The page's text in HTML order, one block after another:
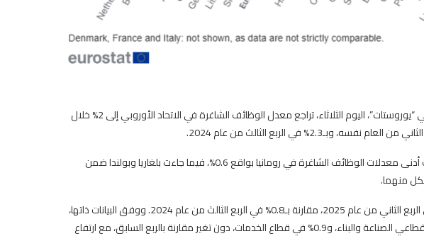
أظهرت بيانات صادرة عن المكتب الإحصائي الأوروبي “يوروستات”، اليوم الثلاثاء، تراجع معدل الوظائف الشاغرة في الاتحاد الأوروبي إلى 2% خلال
وبحسب وكالة الانباء البلغارية (ب ت أ)، فقد سجلت أدنى معدلات الوظائف الشاغرة في رومانيا بواقع 0.6%، فيما جاءت بلغاريا وبولندا ضمن
وفي بلغاريا، بلغ معدل الوظائف الشاغرة 0.9% في الربع الثاني من عام 2025، مقارنة بـ0.8% في الربع الثالث من عام 2024. ووفق البيانات ذاتها،
بلغت معدلات الشواغر خلال الربع الثالث 0.7% في قطاعي الصناعة والبناء، و0.9% في قطاع الخدمات، دون تغير مقارنة بالربع السابق، مع ارتفاع